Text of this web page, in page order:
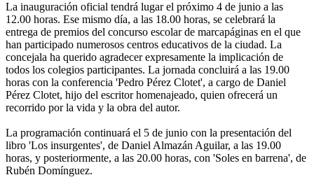
La inauguración oficial tendrá lugar el próximo 4 de junio a las
12.00 horas. Ese mismo día, a las 18.00 horas, se celebrará la
entrega de premios del concurso escolar de marcapáginas en el que
han participado numerosos centros educativos de la ciudad. La
concejala ha querido agradecer expresamente la implicación de
todos los colegios participantes. La jornada concluirá a las 19.00
horas con la conferencia 'Pedro Pérez Clotet', a cargo de Daniel
Pérez Clotet, hijo del escritor homenajeado, quien ofrecerá un
recorrido por la vida y la obra del autor.
La programación continuará el 5 de junio con la presentación del
libro 'Los insurgentes', de Daniel Almazán Aguilar, a las 19.00
horas, y posteriormente, a las 20.00 horas, con 'Soles en barrena', de
Rubén Domínguez.